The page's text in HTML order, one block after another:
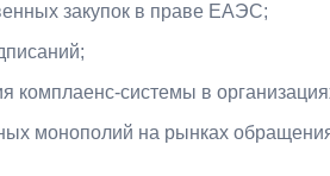
закупок в праве ЕАЭС;
комплаенс-системы в
монополий на рынках